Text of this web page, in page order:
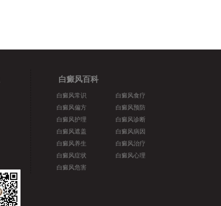
白癜风百科
白癜风常识
白癜风偏方
白癜风护理
白癜风遮盖
白癜风养生
白癜风症状
白癜风危害
白癜风食疗
白癜风预防
白癜风诊断
白癜风病因
白癜风治疗
白癜风心理